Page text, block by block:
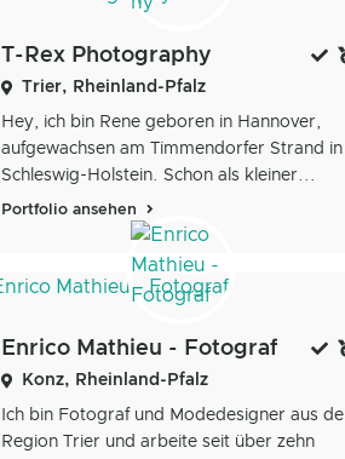
T-Rex Photography
Trier, Rheinland-Pfalz
Hey, ich bin Rene geboren in Hannover,
aufgewachsen am Timmendorfer Strand in
Schleswig-Holstein. Schon als kleiner...
Portfolio ansehen
Enrico Mathieu - Fotograf
Konz, Rheinland-Pfalz
Ich bin Fotograf und Modedesigner aus
Region Trier und arbeite seit über zehn